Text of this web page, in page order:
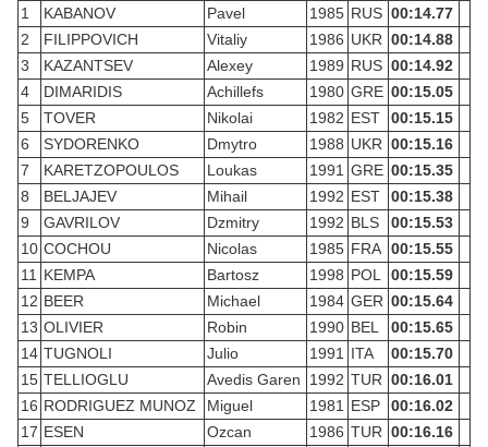
1 KABANOV Pavel 1985 RUS 00:14.77
2
FILIPPOVICH Vitaliy 1986 UKR 00:14.88
3
KAZANTSEV Alexey 1989 RUS 00:14.92
4
DIMARIDIS Achillefs 1980 GRE 00:15.05
5
TOVER Nikolai 1982 EST
00:15.15
6
SYDORENKO Dmytro 1988 UKR 00:15.16
7
KARETZOPOULOS Loukas 1991 GRE 00:15.35
8
BELJAJEV Mihail 1992 EST
00:15.38
9
GAVRILOV Dzmitry 1992 BLS
00:15.53
10 COCHOU Nicolas 1985 FRA 00:15.55
11
KEMPA Bartosz 1998 POL
00:15.59
12 BEER Michael 1984 GER 00:15.64
13 OLIVIER Robin 1990 BEL
00:15.65
14 TUGNOLI Julio 1991 ITA
00:15.70
15 TELLIOGLU Avedis Garen 1992 TUR 00:16.01
16 RODRIGUEZ MUNOZ Miguel 1981 ESP
00:16.02
17 ESEN Ozcan 1986 TUR 00:16.16